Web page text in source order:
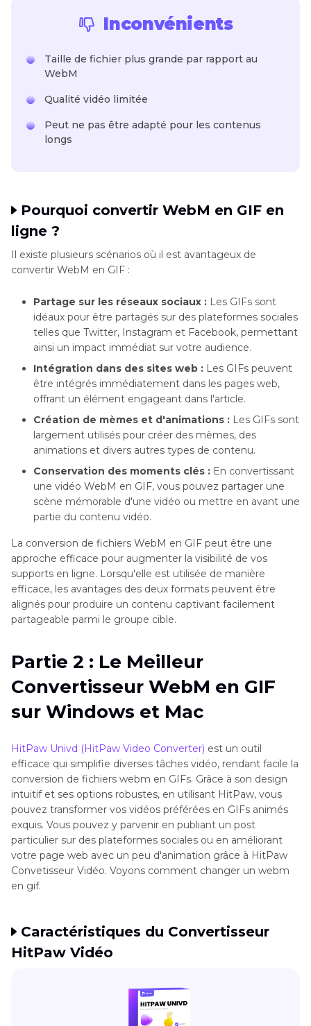
Inconvénients
Taille de fichier plus grande par rapport au
WebM
Qualité vidéo limitée
Peut ne pas être adapté pour les contenus
longs
Pourquoi convertir WebM en GIF en
ligne ?
Il existe plusieurs scénarios où il est avantageux de
convertir WebM en GIF :
Partage sur les réseaux sociaux : Les GIFs sont
idéaux pour être partagés sur des plateformes sociales
telles que Twitter, Instagram et Facebook, permettant
ainsi un impact immédiat sur votre audience.
Intégration dans des sites web : Les GIFs peuvent
être intégrés immédiatement dans les pages web,
offrant un élément engageant dans l'article.
Création de mèmes et d'animations : Les GIFs sont
largement utilisés pour créer des mèmes, des
animations et divers autres types de contenu.
Conservation des moments clés : En convertissant
une vidéo WebM en GIF, vous pouvez partager une
scène mémorable d'une vidéo ou mettre en avant une
partie du contenu vidéo.
La conversion de fichiers WebM en GIF peut être une
approche efficace pour augmenter la visibilité de vos
supports en ligne. Lorsqu'elle est utilisée de manière
efficace, les avantages des deux formats peuvent être
alignés pour produire un contenu captivant facilement
partageable parmi le groupe cible.
Partie 2 : Le Meilleur
Convertisseur WebM en GIF
sur Windows et Mac
HitPaw Univd (HitPaw Video Converter) est un outil
efficace qui simplifie diverses tâches vidéo, rendant facile la
conversion de fichiers webm en GIFs. Grâce à son design
intuitif et ses options robustes, en utilisant HitPaw, vous
pouvez transformer vos vidéos préférées en GIFs animés
exquis. Vous pouvez y parvenir en publiant un post
particulier sur des plateformes sociales ou en améliorant
votre page web avec un peu d'animation grâce à HitPaw
Convetisseur Vidéo. Voyons comment changer un webm
en gif.
Caractéristiques du Convertisseur
HitPaw Vidéo